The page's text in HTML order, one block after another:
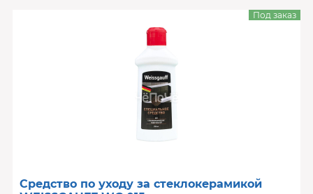
Средство по уходу за стеклокерамикой
Под заказ